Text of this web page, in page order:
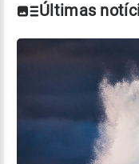
Últimas